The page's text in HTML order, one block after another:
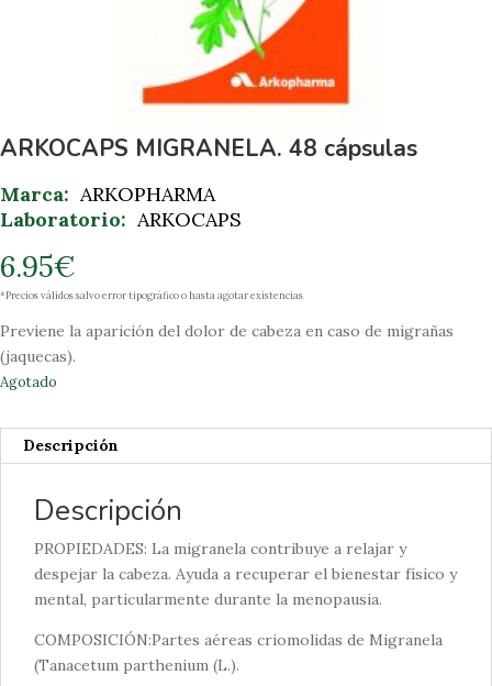
ARKOCAPS MIGRANELA. 48 cápsulas
Marca: ARKOPHARMA
Laboratorio: ARKOCAPS
6.95€
*Precios válidos salvo error tipográfico o hasta agotar existencias
Previene la aparición del dolor de cabeza en caso de migrañas
(jaquecas).
Agotado
Descripción
Descripción
PROPIEDADES: La migranela contribuye a relajar y
despejar la cabeza. Ayuda a recuperar el bienestar físico y
mental, particularmente durante la menopausia.
COMPOSICIÓN:Partes aéreas criomolidas de Migranela
(Tanacetum parthenium (L.).